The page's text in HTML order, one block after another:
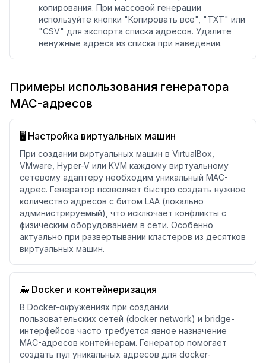
копирования. При массовой генерации
используйте кнопки "Копировать все", "TXT" или
"CSV" для экспорта списка адресов. Удалите
ненужные адреса из списка при наведении.
Примеры использования генератора
MAC-адресов
🖥️ Настройка виртуальных машин
При создании виртуальных машин в VirtualBox,
VMware, Hyper-V или KVM каждому виртуальному
сетевому адаптеру необходим уникальный MAC-
адрес. Генератор позволяет быстро создать нужное
количество адресов с битом LAA (локально
администрируемый), что исключает конфликты с
физическим оборудованием в сети. Особенно
актуально при развертывании кластеров из десятков
виртуальных машин.
🐳 Docker и контейнеризация
В Docker-окружениях при создании
пользовательских сетей (docker network) и bridge-
интерфейсов часто требуется явное назначение
MAC-адресов контейнерам. Генератор помогает
создать пул уникальных адресов для docker-